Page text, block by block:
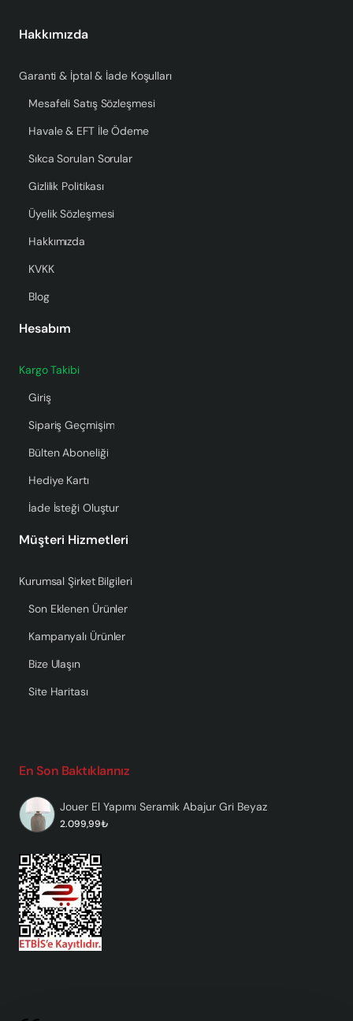
Hakkımızda
Garanti & İptal & İade Koşulları
Mesafeli Satış Sözleşmesi
Havale & EFT İle Ödeme
Sıkca Sorulan Sorular
Gizlilik Politikası
Üyelik Sözleşmesi
Hakkımızda
KVKK
Blog
Hesabım
Kargo Takibi
Giriş
Sipariş Geçmişim
Bülten Aboneliği
Hediye Kartı
İade İsteği Oluştur
Müşteri Hizmetleri
Kurumsal Şirket Bilgileri
Son Eklenen Ürünler
Kampanyalı Ürünler
Bize Ulaşın
Site Haritası
En Son Baktıklarınız
Jouer El Yapımı Seramik Abajur Gri Beyaz
2.099,99₺